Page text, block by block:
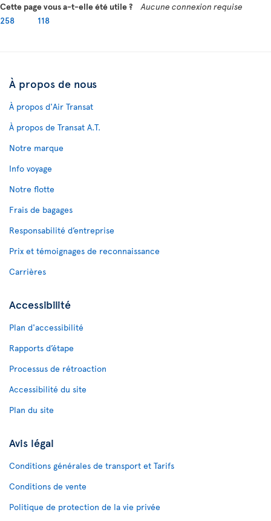
Cette page vous a-t-elle été utile ?
Aucune connexion requise
258
118
À propos de nous
À propos d'Air Transat
À propos de Transat A.T.
Notre marque
Info voyage
Notre flotte
Frais de bagages
Responsabilité d’entreprise
Prix et témoignages de reconnaissance
Carrières
Accessibilité
Plan d'accessibilité
Rapports d’étape
Processus de rétroaction
Accessibilité du site
Plan du site
Avis légal
Conditions générales de transport et Tarifs
Conditions de vente
Politique de protection de la vie privée